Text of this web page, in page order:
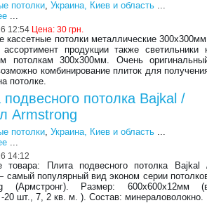
потолки,Украина, Киев и область ...
...
12:54 Цена:30 грн.
кассетные потолки металлические
продукции также светильники
потолкам 300х300мм. Очень
комбинирование плиток для
потолке.
потолка Bajkal /
Armstrong
потолки,Украина, Киев и область ...
...
14:12
товара: Плита подвесного потолка Bajkal
самый популярный вид эконом серии
(Армстронг). Размер: 600х600х12мм
-20 шт., 7, 2 кв. м. ). Состав: минераловолокно.